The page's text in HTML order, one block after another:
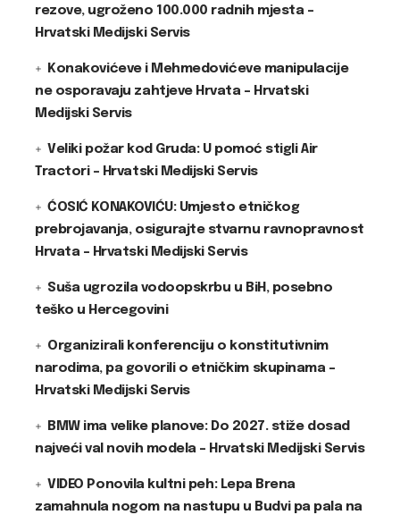
rezove, ugroženo 100.000 radnih mjesta –
Hrvatski Medijski Servis
Konakovićeve i Mehmedovićeve manipulacije
ne osporavaju zahtjeve Hrvata – Hrvatski
Medijski Servis
Veliki požar kod Gruda: U pomoć stigli Air
Tractori – Hrvatski Medijski Servis
ĆOSIĆ KONAKOVIĆU: Umjesto etničkog
prebrojavanja, osigurajte stvarnu ravnopravnost
Hrvata – Hrvatski Medijski Servis
Suša ugrozila vodoopskrbu u BiH, posebno
teško u Hercegovini
Organizirali konferenciju o konstitutivnim
narodima, pa govorili o etničkim skupinama –
Hrvatski Medijski Servis
BMW ima velike planove: Do 2027. stiže dosad
najveći val novih modela – Hrvatski Medijski Servis
VIDEO Ponovila kultni peh: Lepa Brena
zamahnula nogom na nastupu u Budvi pa pala na